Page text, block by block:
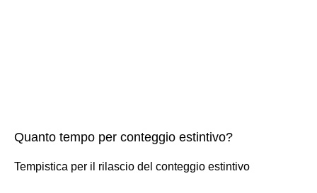
Quanto tempo per conteggio estintivo?
Tempistica per il rilascio del conteggio estintivo